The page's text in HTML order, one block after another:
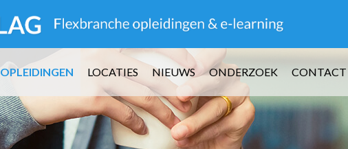
OPLEIDINGEN LOCATIES NIEUWS ONDERZOEK CONTACT